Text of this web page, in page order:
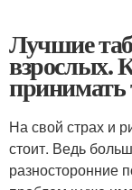
Лучшие
взрослых.
принимать
На свой страх и
стоит. Ведь
разносторонние